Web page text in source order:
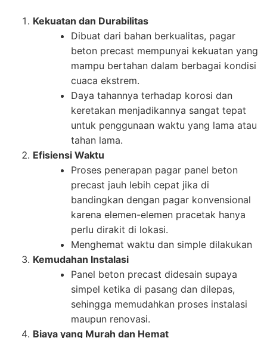
Kekuatan dan Durabilitas
Dibuat dari bahan berkualitas, pagar
beton precast mempunyai kekuatan yang
mampu bertahan dalam berbagai kondisi
cuaca ekstrem.
Daya tahannya terhadap korosi dan
keretakan menjadikannya sangat tepat
untuk penggunaan waktu yang lama atau
tahan lama.
Efisiensi Waktu
Proses penerapan pagar panel beton
precast jauh lebih cepat jika di
bandingkan dengan pagar konvensional
karena elemen-elemen pracetak hanya
perlu dirakit di lokasi.
Menghemat waktu dan simple dilakukan
Kemudahan Instalasi
Panel beton precast didesain supaya
simpel ketika di pasang dan dilepas,
sehingga memudahkan proses instalasi
maupun renovasi.
Biaya yang Murah dan Hemat